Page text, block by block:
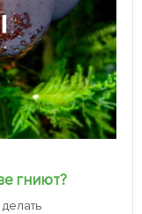
гниют?